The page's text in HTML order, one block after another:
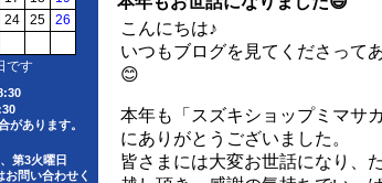
があります。
第3火曜日
問い合わせく
こんにちは♪
いつもブログを見てくださって
😊
本年も「スズキショップミマサ
にありがとうございました。
皆さまには大変お世話になり、